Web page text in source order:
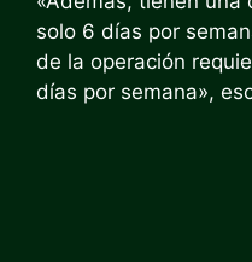
solo 6 días por
de la operación
días por semana»,